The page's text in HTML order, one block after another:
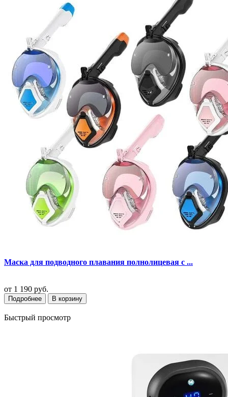
Маска для подводного плавания полнолицевая с ...
от 1 190 руб.
Подробнее В корзину
Быстрый просмотр